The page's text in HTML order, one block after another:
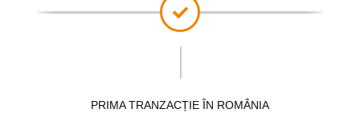
PRIMA TRANZACȚIE ÎN ROMÂNIA